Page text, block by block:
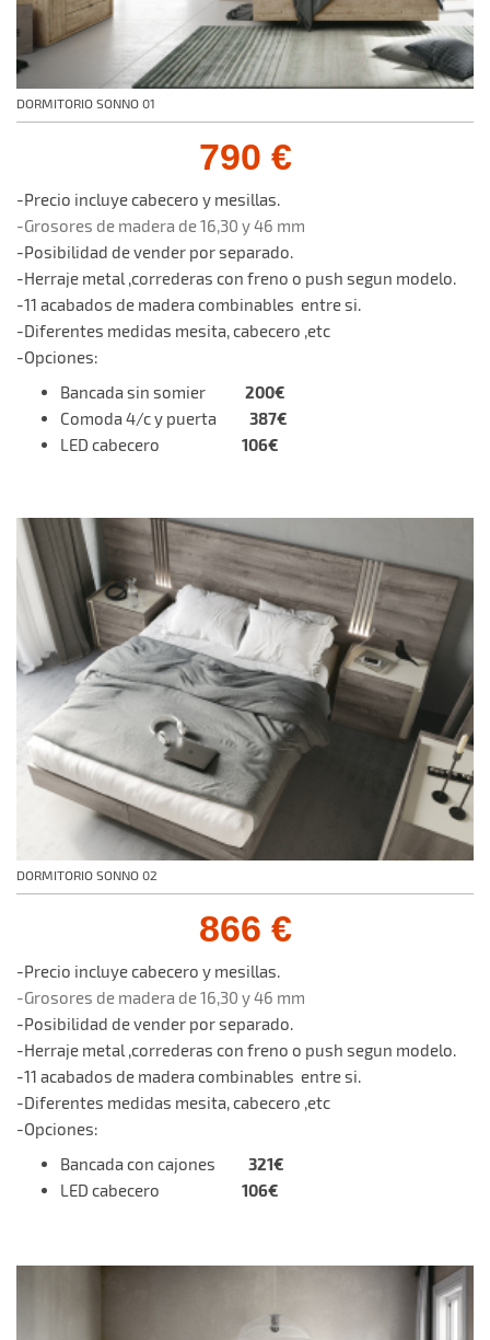
DORMITORIO SONNO 01
790 €
-Precio incluye cabecero y mesillas.
-Grosores de madera de 16,30 y 46 mm
-Posibilidad de vender por separado.
-Herraje metal ,correderas con freno o push segun modelo.
-11 acabados de madera combinables entre si.
-Diferentes medidas mesita, cabecero ,etc
-Opciones:
Bancada sin somier 200€
Comoda 4/c y puerta 387€
LED cabecero 106€
DORMITORIO SONNO 02
866 €
-Precio incluye cabecero y mesillas.
-Grosores de madera de 16,30 y 46 mm
-Posibilidad de vender por separado.
-Herraje metal ,correderas con freno o push segun modelo.
-11 acabados de madera combinables entre si.
-Diferentes medidas mesita, cabecero ,etc
-Opciones:
Bancada con cajones 321€
LED cabecero 106€